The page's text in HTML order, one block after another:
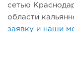
сетью
области
заявку и наши